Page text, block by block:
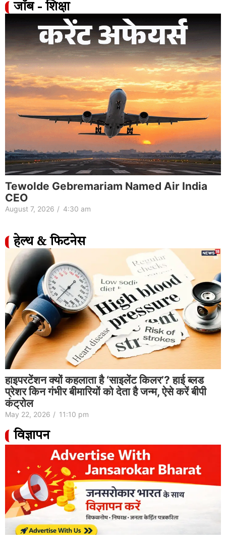
जॉब - शिक्षा
Boost Merit with Vocational Skills &
Credits
August 6, 2026 / 5:42 pm
हेल्थ & फिटनेस
Natural way to purify drinking water| पीने
का पानी साफ करने का नेचुरल तरीका
May 22, 2026
विज्ञापन